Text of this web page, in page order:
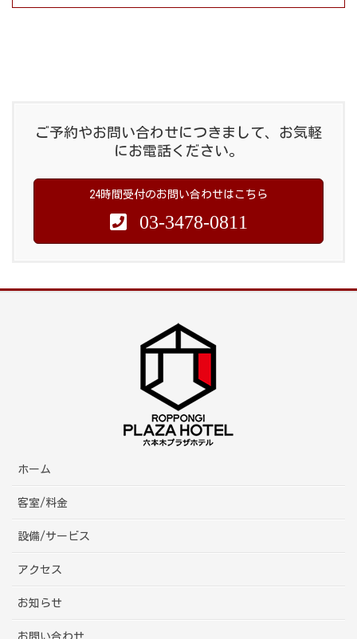
ご予約やお問い合わせにつきまして、お気軽
にお電話ください。
24時間受付のお問い合わせはこちら
03-3478-0811
ホーム
客室/料金
設備/サービス
アクセス
お知らせ
お問い合わせ